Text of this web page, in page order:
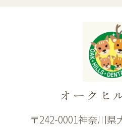
オークヒ
〒242-0001神奈川県